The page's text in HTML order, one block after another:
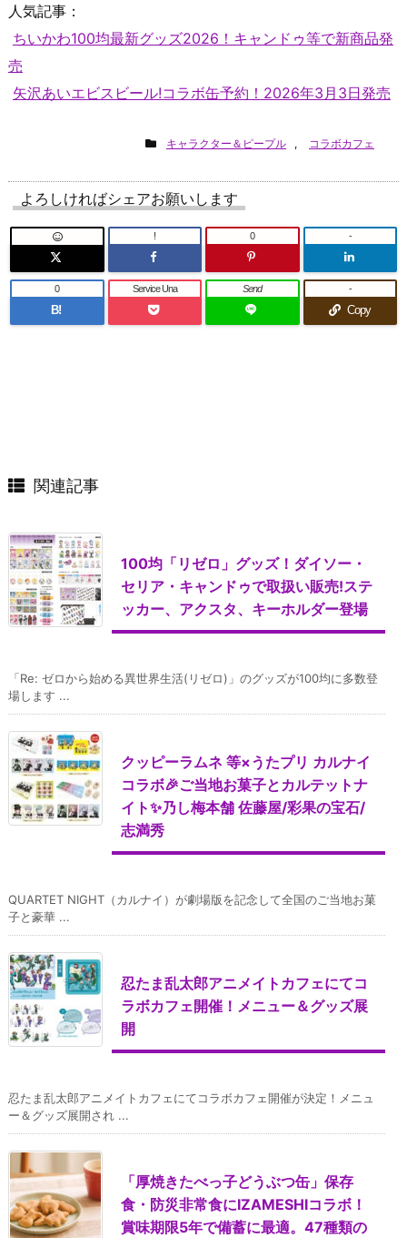
人気記事：
ちいかわ100均最新グッズ2026！キャンドゥ等で新商品発
売
矢沢あいエビスビール!コラボ缶予約！2026年3月3日発売
キャラクター＆ピープル , コラボカフェ
よろしければシェアお願いします
! 0 -
B!
0 Service Una Send
Copy
-
関連記事
100均「リゼロ」グッズ！ダイソー・
セリア・キャンドゥで取扱い販売!ステ
ッカー、アクスタ、キーホルダー登場
「Re: ゼロから始める異世界生活(リゼロ)」のグッズが100均に多数登
場します ...
クッピーラムネ 等×うたプリ カルナイ
コラボ🎉ご当地お菓子とカルテットナ
イト✨乃し梅本舗 佐藤屋/彩果の宝石/
志満秀
QUARTET NIGHT（カルナイ）が劇場版を記念して全国のご当地お菓
子と豪華 ...
忍たま乱太郎アニメイトカフェにてコ
ラボカフェ開催！メニュー＆グッズ展
開
忍たま乱太郎アニメイトカフェにてコラボカフェ開催が決定！メニュ
ー＆グッズ展開され ...
「厚焼きたべっ子どうぶつ缶」保存
食・防災非常食にIZAMESHIコラボ！
賞味期限5年で備蓄に最適。47種類の